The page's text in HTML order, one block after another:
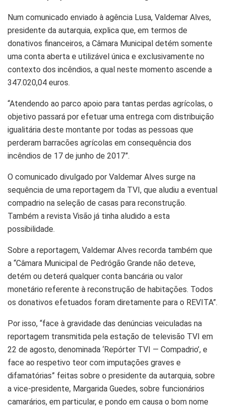
Num comunicado enviado à agência Lusa, Valdemar Alves,
presidente da autarquia, explica que, em termos de
donativos financeiros, a Câmara Municipal detém somente
uma conta aberta e utilizável única e exclusivamente no
contexto dos incêndios, a qual neste momento ascende a
347.020,04 euros.
“Atendendo ao parco apoio para tantas perdas agrícolas, o
objetivo passará por efetuar uma entrega com distribuição
igualitária deste montante por todas as pessoas que
perderam barracões agrícolas em consequência dos
incêndios de 17 de junho de 2017”.
O comunicado divulgado por Valdemar Alves surge na
sequência de uma reportagem da TVI, que aludiu a eventual
compadrio na seleção de casas para reconstrução.
Também a revista Visão já tinha aludido a esta
possibilidade.
Sobre a reportagem, Valdemar Alves recorda também que
a “Câmara Municipal de Pedrógão Grande não deteve,
detém ou deterá qualquer conta bancária ou valor
monetário referente à reconstrução de habitações. Todos
os donativos efetuados foram diretamente para o REVITA”.
Por isso, “face à gravidade das denúncias veiculadas na
reportagem transmitida pela estação de televisão TVI em
22 de agosto, denominada ‘Repórter TVI — Compadrio’, e
face ao respetivo teor com imputações graves e
difamatórias” feitas sobre o presidente da autarquia, sobre
a vice-presidente, Margarida Guedes, sobre funcionários
camarários, em particular, e pondo em causa o bom nome